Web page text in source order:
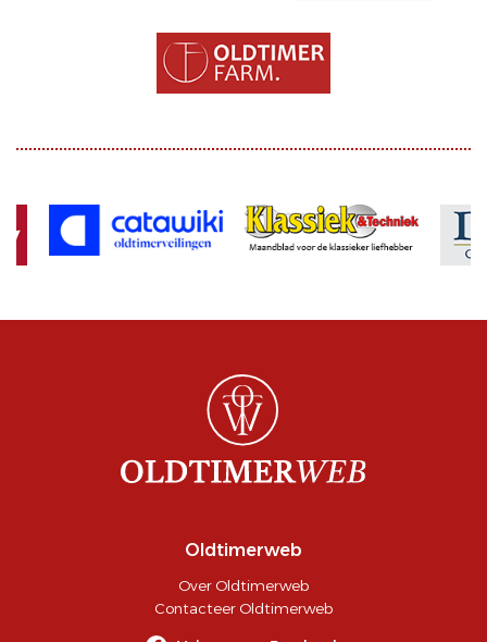
Oldtimerweb
Over Oldtimerweb
Contacteer Oldtimerweb